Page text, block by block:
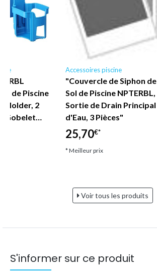
de Piscine
Holder, 2
Gobelet…
Accessoires piscine
"Couvercle de Siphon de
Sol de Piscine NPTERBL,
Sortie de Drain Principal
d'Eau, 3 Pièces"
25,70€*
* Meilleur prix
Voir tous les produits
S'informer sur ce produit